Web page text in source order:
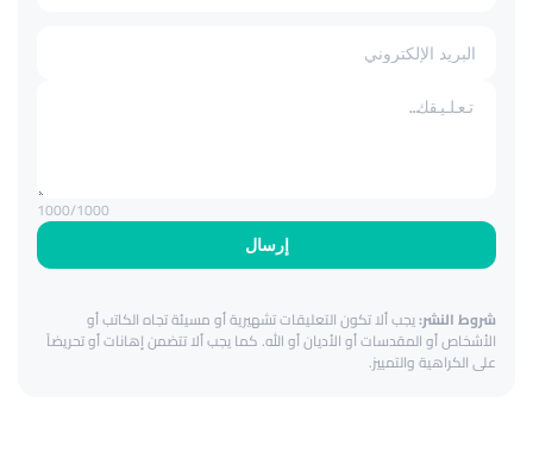
إرسال
1000/1000
شروط النشر:يجب ألا تكون التعليقات تشهيرية أو مسيئة تجاه الكاتب أو
الأشخاص أو المقدسات أو الأديان أو الله. كما يجب ألا تتضمن إهانات أو تحريضاً
على الكراهية والتمييز.